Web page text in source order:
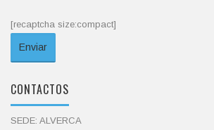
[recaptcha size:compact]
CONTACTOS
SEDE: ALVERCA